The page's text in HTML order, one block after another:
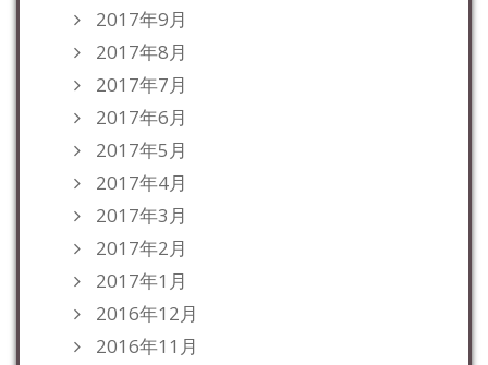
2017年9月
2017年8月
2017年7月
2017年6月
2017年5月
2017年4月
2017年3月
2017年2月
2017年1月
2016年12月
2016年11月